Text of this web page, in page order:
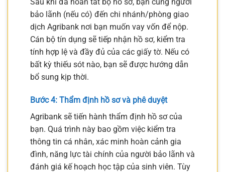
bảo lãnh (nếu có) đến chi nhánh/phòng giao
dịch Agribank nơi bạn muốn vay vốn để nộp.
Cán bộ tín dụng sẽ tiếp nhận hồ sơ, kiểm tra
tính hợp lệ và đầy đủ của các giấy tờ. Nếu có
bất kỳ thiếu sót nào, bạn sẽ được hướng dẫn
bổ sung kịp thời.
Bước 4: Thẩm định hồ sơ và phê duyệt
Agribank sẽ tiến hành thẩm định hồ sơ của
bạn. Quá trình này bao gồm việc kiểm tra
thông tin cá nhân, xác minh hoàn cảnh gia
đình, năng lực tài chính của người bảo lãnh và
đánh giá kế hoạch học tập của sinh viên. Tùy